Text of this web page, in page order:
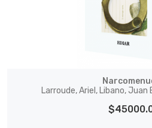
Larroude, Ariel, Libano,